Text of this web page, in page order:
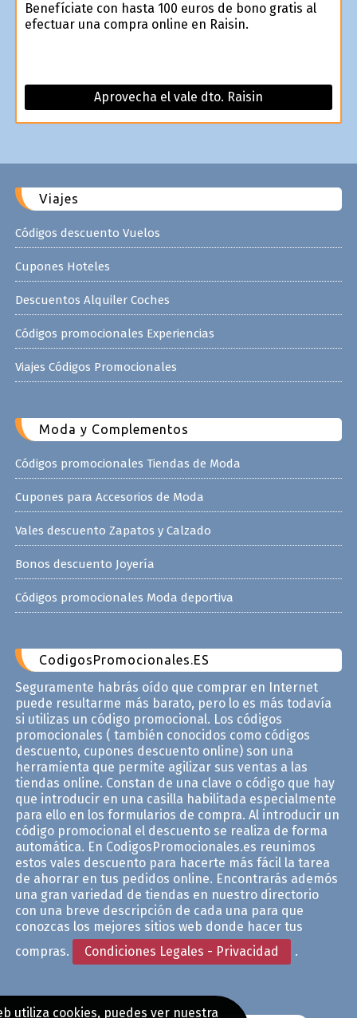
Benefíciate con hasta 100 euros de bono gratis al
efectuar una compra online en Raisin.
Aprovecha el vale dto. Raisin
Viajes
Códigos descuento Vuelos
Cupones Hoteles
Descuentos Alquiler Coches
Códigos promocionales Experiencias
Viajes Códigos Promocionales
Moda y Complementos
Códigos promocionales Tiendas de Moda
Cupones para Accesorios de Moda
Vales descuento Zapatos y Calzado
Bonos descuento Joyería
Códigos promocionales Moda deportiva
CodigosPromocionales.ES
Seguramente habrás oído que comprar en Internet
puede resultarme más barato, pero lo es más todavía
si utilizas un código promocional. Los códigos
promocionales ( también conocidos como códigos
descuento, cupones descuento online) son una
herramienta que permite agilizar sus ventas a las
tiendas online. Constan de una clave o código que hay
que introducir en una casilla habilitada especialmente
para ello en los formularios de compra. Al introducir un
código promocional el descuento se realiza de forma
automática. En CodigosPromocionales.es reunimos
estos vales descuento para hacerte más fácil la tarea
de ahorrar en tus pedidos online. Encontrarás ademós
una gran variedad de tiendas en nuestro directorio
con una breve descripción de cada una para que
conozcas los mejores sitios web donde hacer tus
compras.
Condiciones Legales - Privacidad .
utiliza cookies, puedes ver nuestra